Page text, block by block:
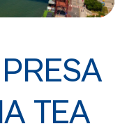
TEA